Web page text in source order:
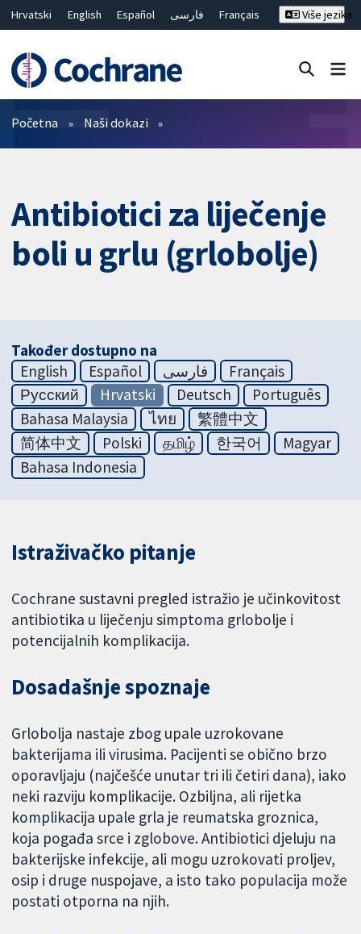
Hrvatski English Español فارسی
Français
繁體中文
简体中文
Više jezika
Prečistači
Početna Naši dokazi
Antibiotici za liječenje
boli u grlu (grlobolje)
Također dostupno na
English
Español فارسی
Français
Русский
Hrvatski Deutsch
Português
Bahasa Malaysia
ไทย
繁體中文
简体中文
Polski தமிழ் 한국어
Magyar
Bahasa Indonesia
Istraživačko pitanje
Cochrane sustavni pregled istražio je učinkovitost
antibiotika u liječenju simptoma grlobolje i
potencijalnih komplikacija.
Dosadašnje spoznaje
Grlobolja nastaje zbog upale uzrokovane
bakterijama ili virusima. Pacijenti se obično brzo
oporavljaju (najčešće unutar tri ili četiri dana), iako
neki razviju komplikacije. Ozbiljna, ali rijetka
komplikacija upale grla je reumatska groznica,
koja pogađa srce i zglobove. Antibiotici djeluju na
bakterijske infekcije, ali mogu uzrokovati proljev,
osip i druge nuspojave, a isto tako populacija može
postati otporna na njih.